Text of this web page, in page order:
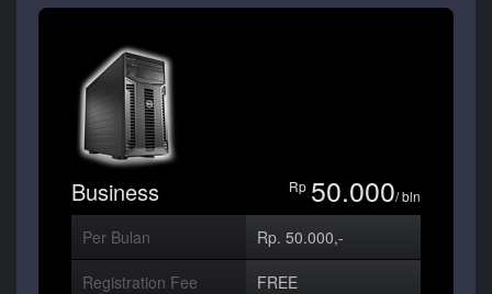
Business Rp 50.000/ bln
Per Bulan Rp. 50.000,-
Registration Fee FREE